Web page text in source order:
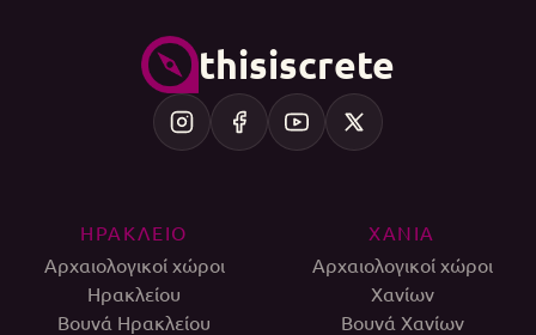
thisiscrete
ΗΡΑΚΛΕΙΟ
Αρχαιολογικοί χώροι
Ηρακλείου
Βουνά Ηρακλείου
ΧΑΝΙΑ
Αρχαιολογικοί χώροι
Χανίων
Βουνά Χανίων